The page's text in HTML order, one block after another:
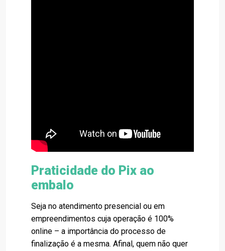
Praticidade do Pix ao
embalo
Seja no atendimento presencial ou em
empreendimentos cuja operação é 100%
online – a importância do processo de
finalização é a mesma. Afinal, quem não quer